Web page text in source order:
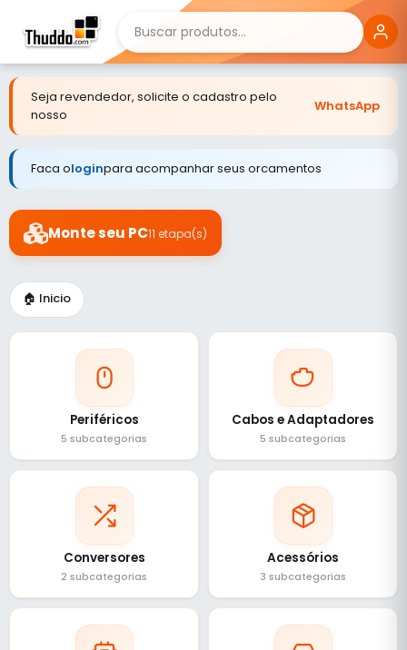
Seja revendedor, solicite o cadastro pelo
nosso
WhatsApp
Faca ologinpara acompanhar seus orcamentos
Monte seu PC11 etapa(s)
🏠 Inicio
Periféricos
5 subcategorias
Cabos e Adaptadores
5 subcategorias
Conversores
2 subcategorias
Acessórios
3 subcategorias